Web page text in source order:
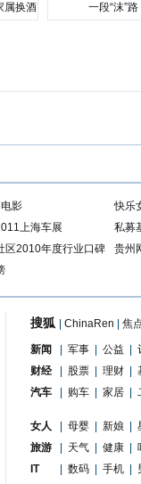
属换酒
一段“沫”路
影
快乐
上海车展
私募
区2010年度行业口碑
贵州
搜狐 ChinaRen 焦
新闻 军事 公益
财经
股票 理财
汽车
购车 家居
女人 母婴 新娘
旅游
天气 健康
IT
数码 手机